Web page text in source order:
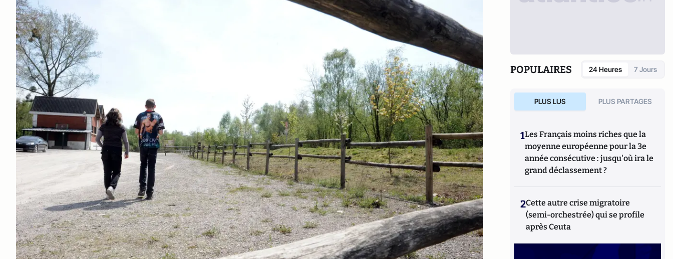
POPULAIRES 24 Heures 7 Jours
PLUS LUS PLUS PARTAGES
1Les Français moins riches que la
moyenne européenne pour la 3e
année consécutive : jusqu'où ira le
grand déclassement ?
2Cette autre crise migratoire
(semi-orchestrée) qui se profile
après Ceuta